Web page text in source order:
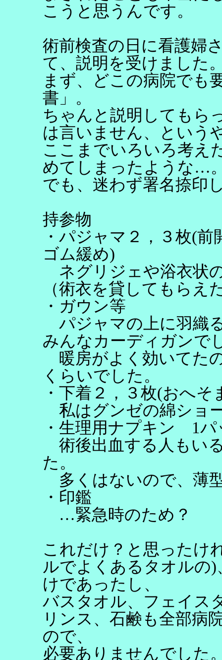
こうと思うんです。
術前検査の日に看護婦
て、説明を受けました
まず、どこの病院でも
書」。
ちゃんと説明してもら
は言いません、という
ここまでいろいろ考え
めてしまったような…
でも、迷わず署名捺印
持参物
・パジャマ２，３枚(
ゴム緩め)
ネグリジェや浴衣状
（術衣を貸してもらえ
・ガウン等
パジャマの上に羽織
みんなカーディガンで
暖房がよく効いてた
くらいでした。
・下着２，３枚(おへ
私はグンゼの綿ショ
・生理用ナプキン 1
術後出血する人もい
た。
多くはないので、薄
・印鑑
…緊急時のため？
これだけ？と思ったけ
ルでよくあるタオルの
けであったし、
バスタオル、フェイス
リンス、石鹸も全部病
ので、
必要ありませんでした